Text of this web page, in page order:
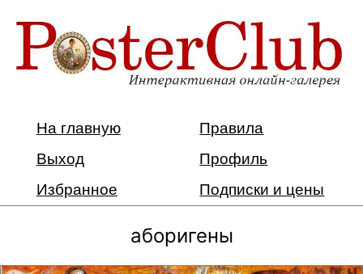
На главную
Правила
Выход
Профиль
Избранное
Подписки и цены
аборигены